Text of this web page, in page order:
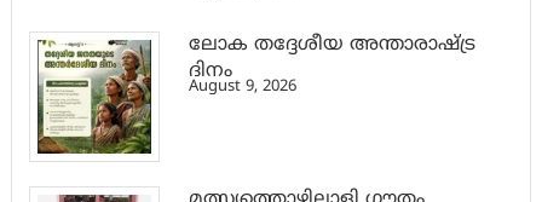
ലോക തദ്ദേശീയ അന്താരാഷ്ട്ര
ദിനം
August 9, 2026